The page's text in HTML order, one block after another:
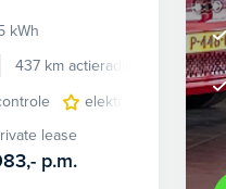
velgen 10-spaaks 21"
kWh
437 km actieradius
elektrisch glazen
lease
p.m.